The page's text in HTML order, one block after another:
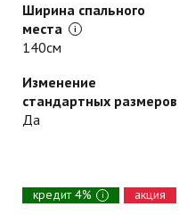
Ширина спального
места
140см
Изменение
стандартных размеров
Да
кредит 4% i акция